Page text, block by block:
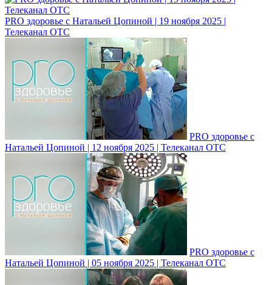
PRO здоровье с Натальей Цопиной | 19 ноября 2025 |
Телеканал ОТС
PRO здоровье с
Натальей Цопиной | 12 ноября 2025 | Телеканал ОТС
PRO здоровье с
Натальей Цопиной | 05 ноября 2025 | Телеканал ОТС